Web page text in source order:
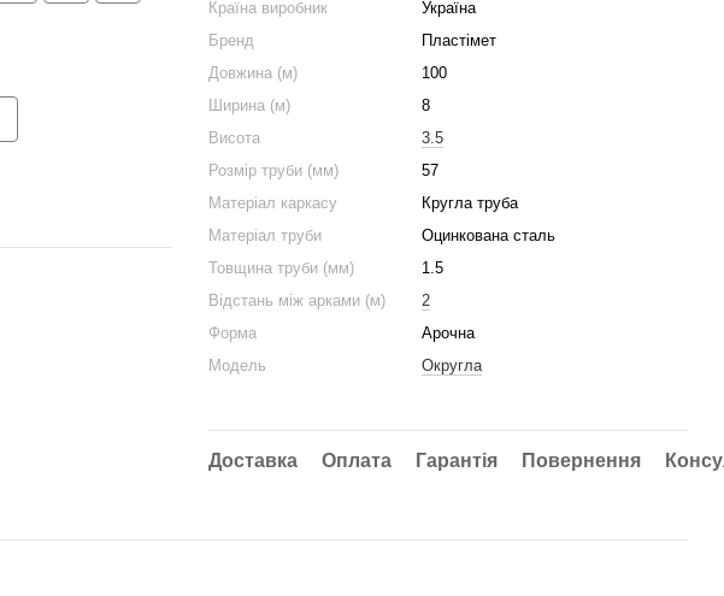
Країна виробник
Україна
Бренд
Пластімет
Довжина (м)
100
Ширина (м)
8
Висота
3.5
Розмір труби (мм)
57
Матеріал каркасу
Кругла труба
Матеріал труби
Оцинкована сталь
Товщина труби (мм)
1.5
Відстань між арками (м)
2
Форма
Арочна
Модель
Округла
Доставка Оплата Гарантія Повернення